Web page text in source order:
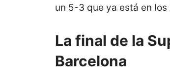
un 5-3 que ya está en
La final de la
Barcelona